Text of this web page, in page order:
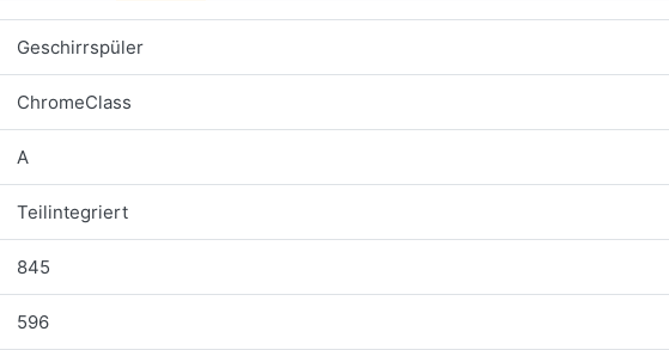
Geschirrspüler
ChromeClass
A
Teilintegriert
845
596